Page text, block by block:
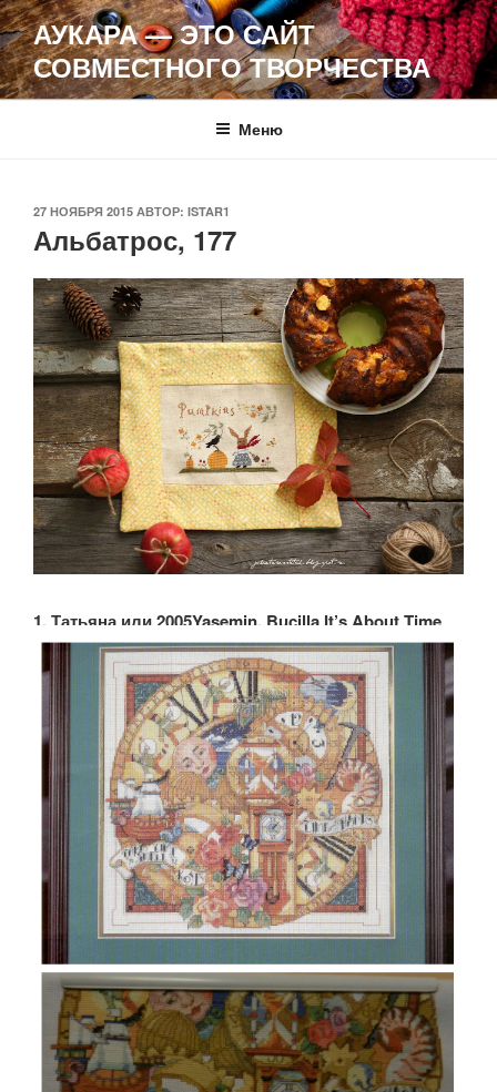
Перейти
к
содержимому
АУКАРА — ЭТО САЙТ
СОВМЕСТНОГО ТВОРЧЕСТВА
Меню
ОПУБЛИКОВАНО
27 НОЯБРЯ 2015 АВТОР: ISTAR1
Альбатрос, 177
1. Татьяна или 2005Yasemin, Bucilla It’s About Time